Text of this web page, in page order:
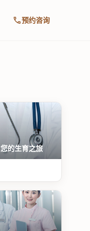
call预约咨询
的生育之旅